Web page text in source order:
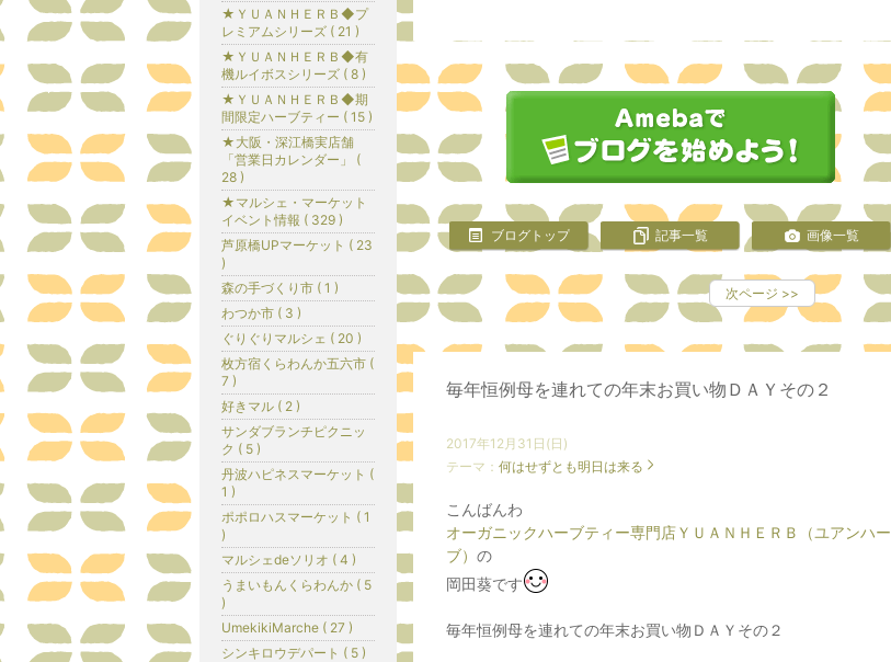
ブログトップ 記事一覧 画像一覧
次ページ >>
毎年恒例母を連れての年末お買い物ＤＡＹその２
2017年12月31日(日)
テーマ： 何はせずとも明日は来る
こんばんわ
オーガニックハーブティー専門店ＹＵＡＮＨＥＲＢ（ユアンハー
ブ） の
岡田葵です
毎年恒例母を連れての年末お買い物ＤＡＹその２
★ＹＵＡＮＨＥＲＢ◆プ
レミアムシリーズ ( 21 )
★ＹＵＡＮＨＥＲＢ◆有
機ルイボスシリーズ ( 8 )
★ＹＵＡＮＨＥＲＢ◆期
間限定ハーブティー ( 15 )
★大阪・深江橋実店舗
「営業日カレンダー」 (
28 )
★マルシェ・マーケット
イベント情報 ( 329 )
芦原橋UPマーケット ( 23
)
森の手づくり市 ( 1 )
わつか市 ( 3 )
ぐりぐりマルシェ ( 20 )
枚方宿くらわんか五六市 (
7 )
好きマル ( 2 )
サンダブランチピクニッ
ク ( 5 )
丹波ハピネスマーケット (
1 )
ポポロハスマーケット ( 1
)
マルシェdeソリオ ( 4 )
うまいもんくらわんか ( 5
)
UmekikiMarche ( 27 )
シンキロウデパート ( 5 )